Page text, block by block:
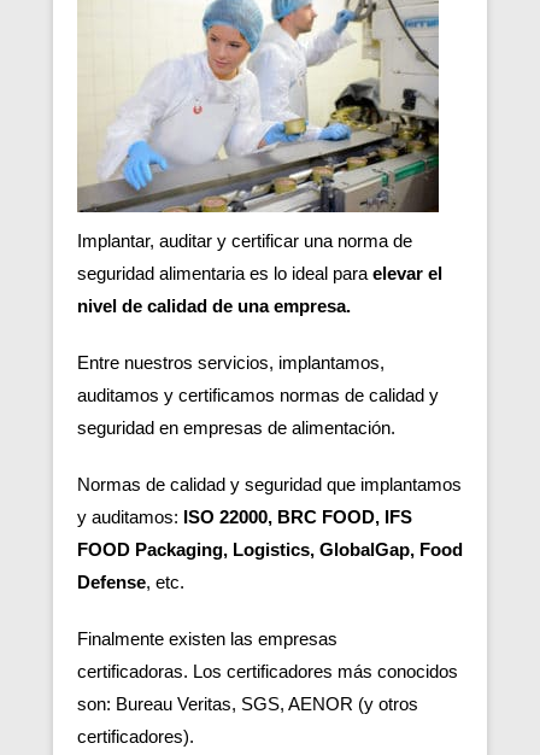
Implantar, auditar y certificar una norma de
seguridad alimentaria es lo ideal para elevar el
nivel de calidad de una empresa.
Entre nuestros servicios, implantamos,
auditamos y certificamos normas de calidad y
seguridad en empresas de alimentación.
Normas de calidad y seguridad que implantamos
y auditamos: ISO 22000, BRC FOOD, IFS
FOOD Packaging, Logistics, GlobalGap, Food
Defense, etc.
Finalmente existen las empresas
certificadoras. Los certificadores más conocidos
son: Bureau Veritas, SGS, AENOR (y otros
certificadores).